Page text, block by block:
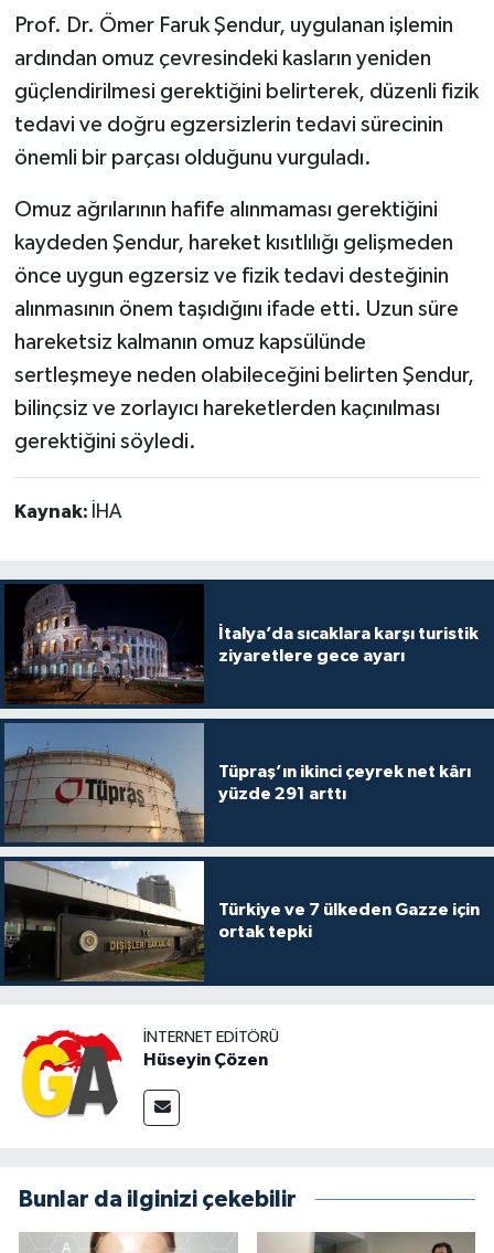
Prof. Dr. Ömer Faruk Şendur, uygulanan işlemin
ardından omuz çevresindeki kasların yeniden
güçlendirilmesi gerektiğini belirterek, düzenli fizik
tedavi ve doğru egzersizlerin tedavi sürecinin
önemli bir parçası olduğunu vurguladı.
Omuz ağrılarının hafife alınmaması gerektiğini
kaydeden Şendur, hareket kısıtlılığı gelişmeden
önce uygun egzersiz ve fizik tedavi desteğinin
alınmasının önem taşıdığını ifade etti. Uzun süre
hareketsiz kalmanın omuz kapsülünde
sertleşmeye neden olabileceğini belirten Şendur,
bilinçsiz ve zorlayıcı hareketlerden kaçınılması
gerektiğini söyledi.
Kaynak: İHA
İtalya’da sıcaklara karşı turistik
ziyaretlere gece ayarı
Tüpraş’ın ikinci çeyrek net kârı
yüzde 291 arttı
Türkiye ve 7 ülkeden Gazze için
ortak tepki
İNTERNET EDITÖRÜ
Hüseyin Çözen
Bunlar da ilginizi çekebilir